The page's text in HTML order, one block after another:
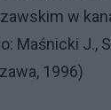
w
Maśnicki J.,
1996)